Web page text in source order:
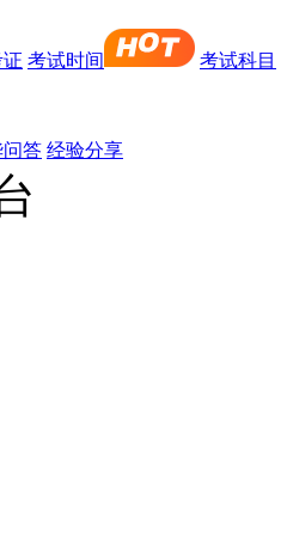
考试时间 考试科目
答 经验分享